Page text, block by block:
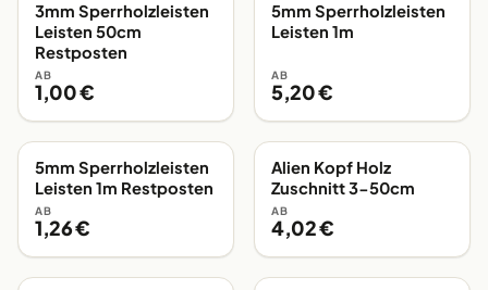
AB LAGER
3mm Sperrholzleisten
Leisten 50cm
Restposten
AB
1,00 €
EIGENE FERTIGUNG
5mm Sperrholzleisten
Leisten 1m
AB
5,20 €
AB LAGER
5mm Sperrholzleisten
Leisten 1m Restposten
AB
1,26 €
EIGENE FERTIGUNG
Alien Kopf Holz
Zuschnitt 3-50cm
AB
4,02 €